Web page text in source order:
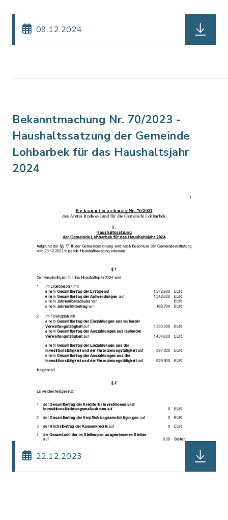
09.12.2024
Bekanntmachung Nr. 70/2023 -
Haushaltssatzung der Gemeinde
Lohbarbek für das Haushaltsjahr
2024
22.12.2023